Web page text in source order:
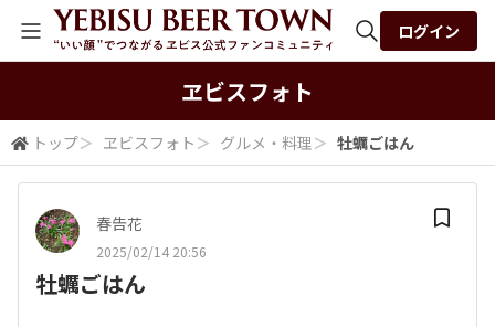
検索
ログイン
ヱビスフォト
トップ＞ ヱビスフォト ＞ グルメ・料理＞ 牡蠣ごはん
春告花
2025/02/14 20:56
牡蠣ごはん